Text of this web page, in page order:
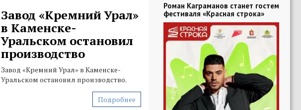
Завод «Кремний Урал»
в Каменске-
Уральском остановил
производство
Завод «Кремний Урал» в Каменске-
Уральском остановил производство.
Подробнее
Роман Каграманов станет гостем
фестиваля «Красная строка»